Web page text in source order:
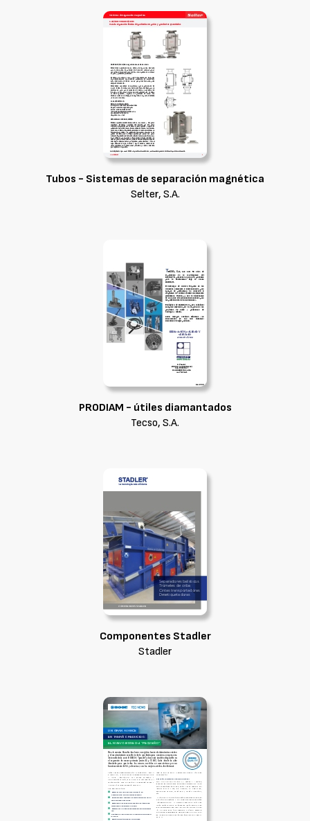
Tubos - Sistemas de separación magnética
Selter, S.A.
PRODIAM - útiles diamantados
Tecso, S.A.
Componentes Stadler
Stadler